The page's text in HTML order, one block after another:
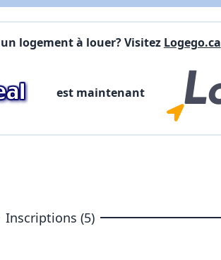
logement à louer? Visitez Logego.ca
est maintenant
Inscriptions (5)
courriel)
X Fermer Envoyez